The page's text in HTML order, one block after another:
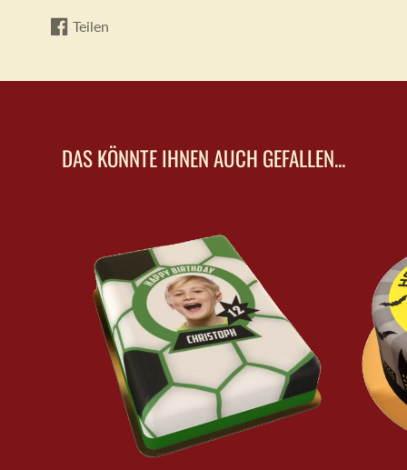
Teilen
Auf
teilen
Wird
einem
DAS KÖNNTE IHNEN AUCH GEFALLEN...